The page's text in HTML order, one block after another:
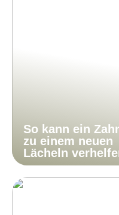
So kann ein
zu einem neuen
Lächeln